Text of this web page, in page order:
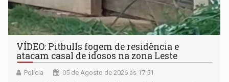
VÍDEO: Pitbulls fogem de residência e
atacam casal de idosos na zona Leste
Polícia 05 de Agosto de 2026 às 17:51